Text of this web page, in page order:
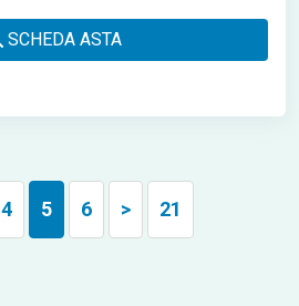
SCHEDA ASTA
4 5 6 > 21